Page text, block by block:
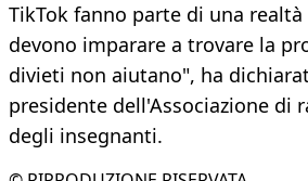
TikTok fanno parte di una
devono imparare a trovare la
divieti non aiutano", ha
presidente dell'Associazione di
degli insegnanti.